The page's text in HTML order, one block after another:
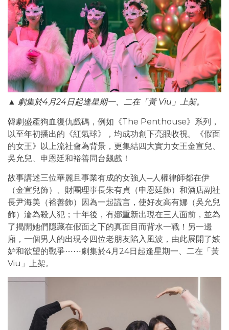
▲ 劇集於4月24日起逢星期一、二在「黃 Viu」上架。
韓劇盛產狗血復仇戲碼，例如《The Penthouse》系列，
以至年初播出的《紅氣球》，均成功創下亮眼收視。《假面
的女王》以上流社會為背景，更集結四大實力女王金宣兒、
吳允兒、申恩廷和裕善同台飆戲！
故事講述三位華麗且事業有成的女強人─人權律師都在伊
（金宣兒飾）、財團理事長朱有貞（申恩廷飾）和酒店副社
長尹海美（裕善飾）因為一起謊言，使好友高有娜（吳允兒
飾）淪為殺人犯；十年後，有娜重新出現在三人面前，並為
了揭開她們隱藏在假面之下的真面目而背水一戰！另一邊
廂，一個男人的出現令四位老朋友陷入風波，由此展開了嫉
妒和欲望的戰爭⋯⋯劇集於4月24日起逢星期一、二在「黃
Viu」上架。